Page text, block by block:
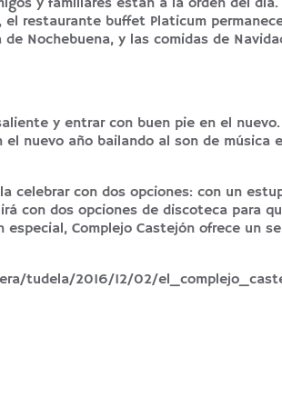
y familiares están a la orden del día.
restaurante buffet Platicum
Nochebuena, y las comidas de
y entrar con buen pie en el nuevo.
nuevo año bailando al son de música
celebrar con dos opciones: con un
con dos opciones de discoteca para
Complejo Castejón ofrece un
tudela/2016/12/02/